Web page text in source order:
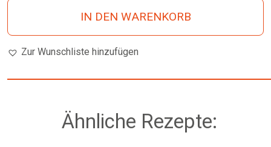
IN DEN WARENKORB
Zur Wunschliste hinzufügen
Ähnliche Rezepte: